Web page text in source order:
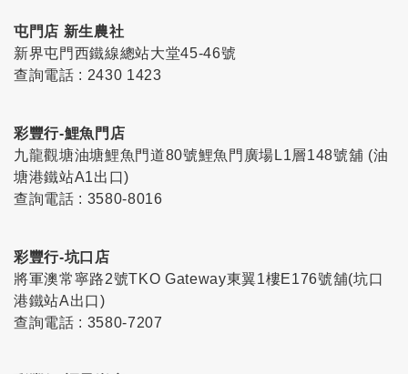
屯門店 新生農社
新界屯門西鐵線總站大堂45-46號
查詢電話 : 2430 1423
彩豐行-鯉魚門店
九龍觀塘油塘鯉魚門道80號鯉魚門廣場L1層148號舖 (油
塘港鐵站A1出口)
查詢電話 : 3580-8016
彩豐行-坑口店
將軍澳常寧路2號TKO Gateway東翼1樓E176號舖(坑口
港鐵站A出口)
查詢電話 : 3580-7207